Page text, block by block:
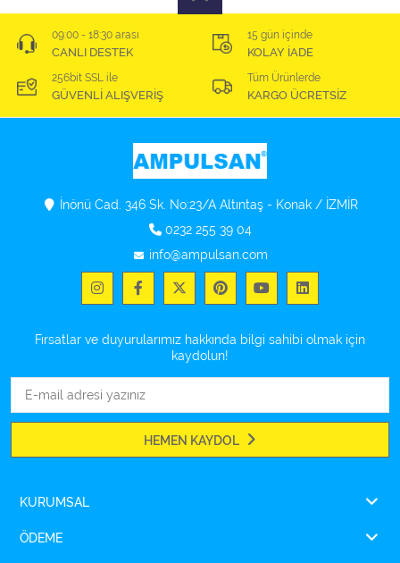
09:00 - 18:30 arası
CANLI DESTEK
15 gün içinde
KOLAY İADE
256bit SSL ile
GÜVENLİ ALIŞVERİŞ
Tüm Ürünlerde
KARGO ÜCRETSİZ
İnönü Cad. 346 Sk. No:23/A Altıntaş - Konak / İZMİR
0232 255 39 04
info@ampulsan.com
Fırsatlar ve duyurularımız hakkında bilgi sahibi olmak için
kaydolun!
HEMEN KAYDOL
KURUMSAL
ÖDEME